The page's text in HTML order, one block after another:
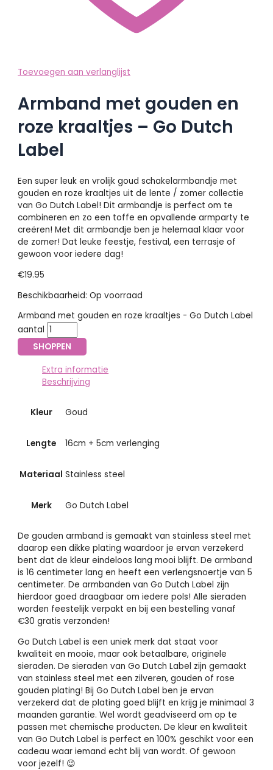
Toevoegen aan verlanglijst
Armband met gouden en
roze kraaltjes – Go Dutch
Label
Een super leuk en vrolijk goud schakelarmbandje met
gouden en roze kraaltjes uit de lente / zomer collectie
van Go Dutch Label! Dit armbandje is perfect om te
combineren en zo een toffe en opvallende armparty te
creëren! Met dit armbandje ben je helemaal klaar voor
de zomer! Dat leuke feestje, festival, een terrasje of
gewoon voor iedere dag!
€19.95
Beschikbaarheid: Op voorraad
Armband met gouden en roze kraaltjes - Go Dutch Label
aantal
SHOPPEN
Extra informatie
Beschrijving
Kleur Goud
Lengte 16cm + 5cm verlenging
Materiaal Stainless steel
Merk Go Dutch Label
De gouden armband is gemaakt van stainless steel met
daarop een dikke plating waardoor je ervan verzekerd
bent dat de kleur eindeloos lang mooi blijft. De armband
is 16 centimeter lang en heeft een verlengsnoertje van 5
centimeter. De armbanden van Go Dutch Label zijn
hierdoor goed draagbaar om iedere pols! Alle sieraden
worden feestelijk verpakt en bij een bestelling vanaf
€30 gratis verzonden!
Go Dutch Label is een uniek merk dat staat voor
kwaliteit en mooie, maar ook betaalbare, originele
sieraden. De sieraden van Go Dutch Label zijn gemaakt
van stainless steel met een zilveren, gouden of rose
gouden plating! Bij Go Dutch Label ben je ervan
verzekerd dat de plating goed blijft en krijg je minimaal 3
maanden garantie. Wel wordt geadviseerd om op te
passen met chemische producten. De kleur en kwaliteit
van Go Dutch Label is perfect en 100% geschikt voor een
cadeau waar iemand echt blij van wordt. Of gewoon
voor jezelf! 😉